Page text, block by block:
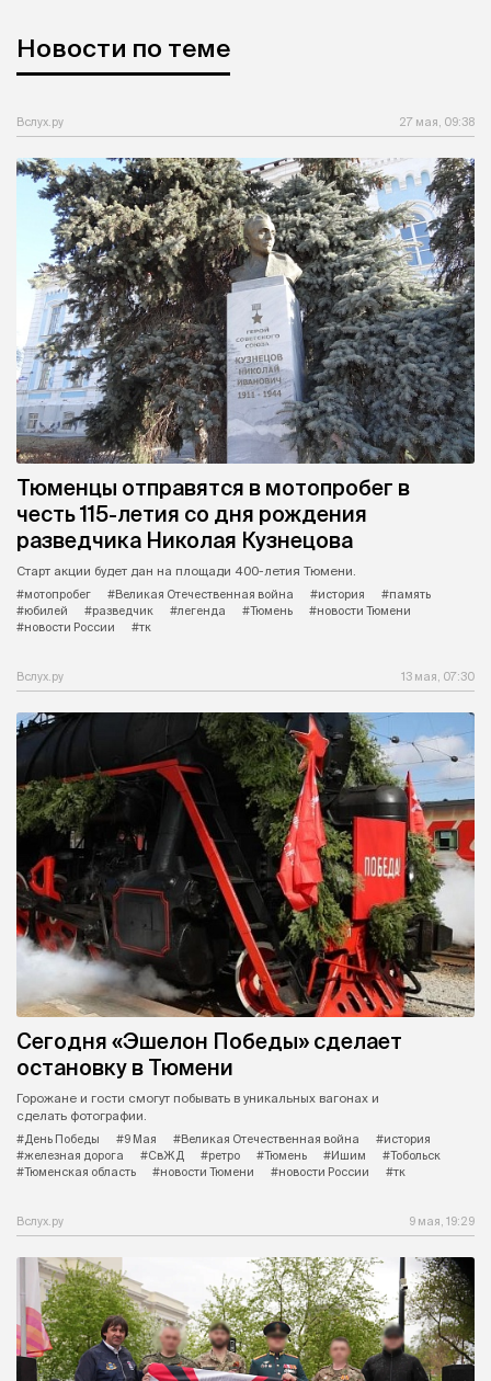
Новости по теме
Вслух.ру 27 мая, 09:38
Тюменцы отправятся в мотопробег в
честь 115-летия со дня рождения
разведчика Николая Кузнецова
Старт акции будет дан на площади 400-летия Тюмени.
#мотопробег
#Великая Отечественная война #история
#память
#юбилей
#разведчик #легенда #Тюмень
#новости Тюмени
#новости России
#тк
Вслух.ру 13 мая, 07:30
Сегодня «Эшелон Победы» сделает
остановку в Тюмени
Горожане и гости смогут побывать в уникальных вагонах и
сделать фотографии.
#День Победы
#9 Мая #Великая Отечественная война
#история
#железная дорога
#СвЖД #ретро #Тюмень #Ишим
#Тобольск
#Тюменская область
#новости Тюмени #новости России #тк
Вслух.ру 9 мая, 19:29